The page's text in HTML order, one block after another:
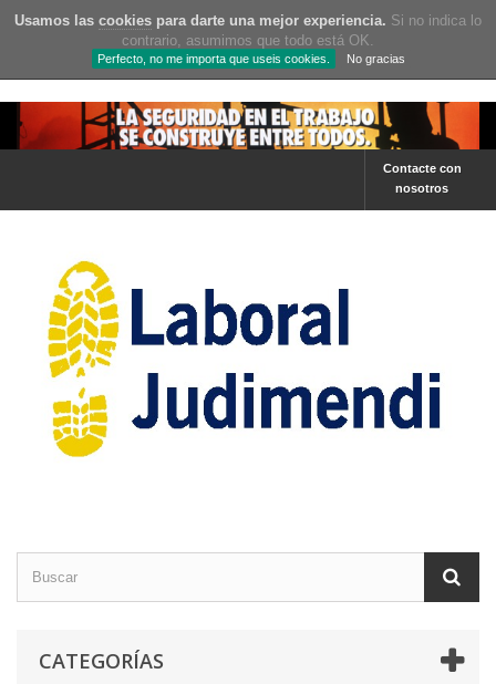
Usamos las cookies para darte una mejor experiencia. Si no indica lo
contrario, asumimos que todo está OK.
Perfecto, no me importa que useis cookies. No gracias
Contacte con
nosotros
CATEGORÍAS